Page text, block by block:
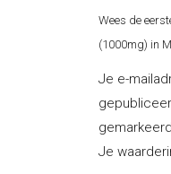
Wees de
(1000mg) in
Je e-
Je